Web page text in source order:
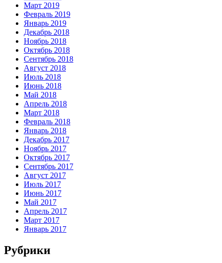
Март 2019
Февраль 2019
Январь 2019
Декабрь 2018
Ноябрь 2018
Октябрь 2018
Сентябрь 2018
Август 2018
Июль 2018
Июнь 2018
Май 2018
Апрель 2018
Март 2018
Февраль 2018
Январь 2018
Декабрь 2017
Ноябрь 2017
Октябрь 2017
Сентябрь 2017
Август 2017
Июль 2017
Июнь 2017
Май 2017
Апрель 2017
Март 2017
Январь 2017
Рубрики